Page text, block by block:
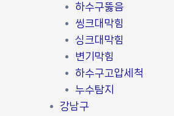
하수구뚫음
씽크대막힘
싱크대막힘
변기막힘
하수구고압세척
누수탐지
강남구